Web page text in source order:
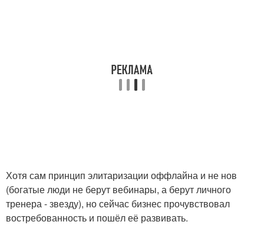
Хотя сам принцип элитаризации оффлайна и не нов
(богатые люди не берут вебинары, а берут личного
тренера - звезду), но сейчас бизнес прочувствовал
востребованность и пошёл её развивать.